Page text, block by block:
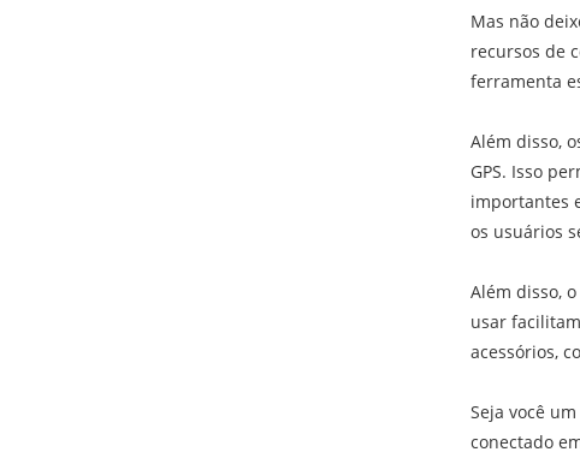
Mas não
recursos de
ferramenta
Além disso,
GPS. Isso
importantes
os usuários
Além disso,
usar
acessórios,
Seja você
conectado